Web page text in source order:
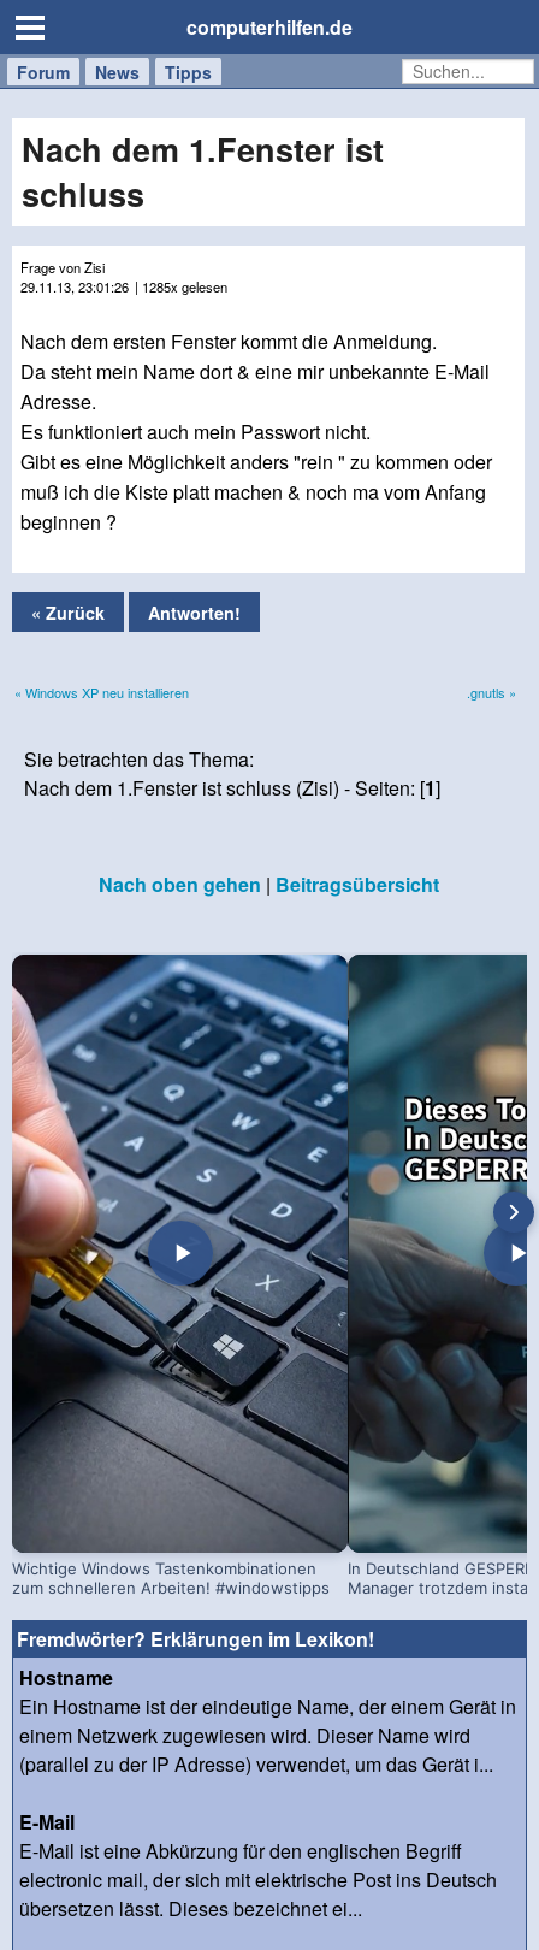
computerhilfen.de
Forum News Tipps
Handy
Tablet
Windows
Mac
Nach dem 1.Fenster ist
schluss
Frage von Zisi
29.11.13, 23:01:26 | 1285x gelesen
Nach dem ersten Fenster kommt die Anmeldung.
Da steht mein Name dort & eine mir unbekannte E-Mail
Adresse.
Es funktioniert auch mein Passwort nicht.
Gibt es eine Möglichkeit anders "rein " zu kommen oder
muß ich die Kiste platt machen & noch ma vom Anfang
beginnen ?
« Zurück Antworten!
« Windows XP neu installieren .gnutls »
Sie betrachten das Thema:
Nach dem 1.Fenster ist schluss (Zisi) - Seiten: [1]
Nach oben gehen | Beitragsübersicht
Wichtige Windows Tastenkombinationen
zum schnelleren Arbeiten! #windowstipps
In Deutschland
Manager trotzdem
Fremdwörter? Erklärungen im Lexikon!
Hostname
Ein Hostname ist der eindeutige Name, der einem Gerät in
einem Netzwerk zugewiesen wird. Dieser Name wird
(parallel zu der IP Adresse) verwendet, um das Gerät i...
E-Mail
E-Mail ist eine Abkürzung für den englischen Begriff
electronic mail, der sich mit elektrische Post ins Deutsch
übersetzen lässt. Dieses bezeichnet ei...